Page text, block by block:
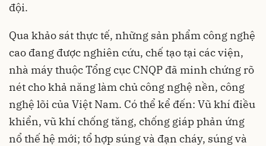
đội.
Qua khảo sát thực tế, những sản phẩm công nghệ
cao đang được nghiên cứu, chế tạo tại các viện,
nhà máy thuộc Tổng cục CNQP đã minh chứng rõ
nét cho khả năng làm chủ công nghệ nền, công
nghệ lõi của Việt Nam. Có thể kể đến: Vũ khí điều
khiển, vũ khí chống tăng, chống giáp phản ứng
nổ thế hệ mới; tổ hợp súng và đạn cháy, súng và